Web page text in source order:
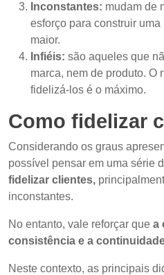
Inconstantes: mudam de
esforço para construir
maior.
Infiéis: são aqueles que
marca, nem de produto. O
fidelizá-los é o máximo.
Como fidelizar
Considerando os graus
possível pensar em uma série
fidelizar clientes,
inconstantes.
No entanto, vale reforçar que a
consistência e a
Neste contexto, as principais